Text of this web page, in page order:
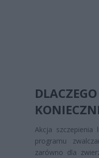
Akcja
programu
zarówno dla